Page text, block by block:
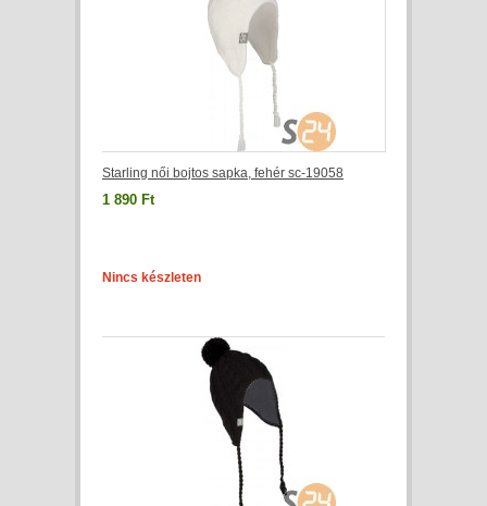
Starling női bojtos sapka, fehér sc-19058
1 890 Ft
Nincs készleten